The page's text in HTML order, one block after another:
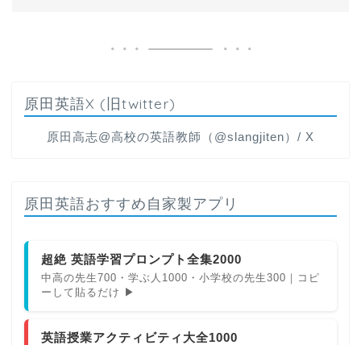
原田英語X (旧twitter)
原田高志@高校の英語教師（@slangjiten）/ X
原田英語おすすめ自家製アプリ
超絶 英語学習プロンプト全集2000
中高の先生700・学ぶ人1000・小学校の先生300｜コピ
ーして貼るだけ ▶
英語授業アクティビティ大全1000